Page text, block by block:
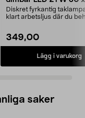
Diskret fyrkantig
klart arbetsljus där du
349,00
Lägg i varukorg
saker